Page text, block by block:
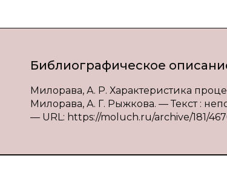
Библиографическое
Милорава, А. Р. Характеристика
Милорава, А. Г. Рыжкова. — Текст :
— URL: https://moluch.ru/archive/181/